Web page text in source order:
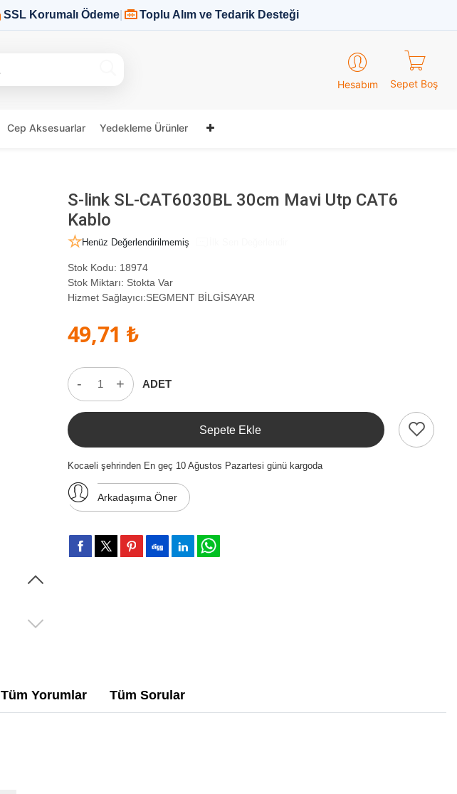
SSL Korumalı Ödeme Toplu Alım ve Tedarik Desteği
Hesabım Sepet Boş
Cep Aksesuarlar Yedekleme Ürünler
S-link SL-CAT6030BL 30cm Mavi Utp CAT6
Kablo
Henüz Değerlendirilmemiş
Stok Kodu: 18974
Stok Miktarı: Stokta Var
Hizmet Sağlayıcı:SEGMENT BİLGİSAYAR
49,71 ₺
- + ADET
Sepete Ekle
Kocaeli şehrinden En geç 10 Ağustos Pazartesi günü kargoda
Arkadaşıma Öner
Tüm Yorumlar Tüm Sorular